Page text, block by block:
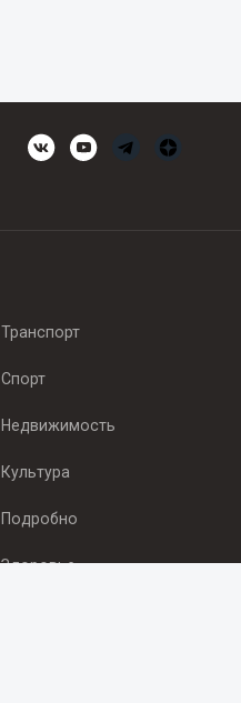
Транспорт
Спорт
Недвижимость
Культура
Подробно
Здоровье